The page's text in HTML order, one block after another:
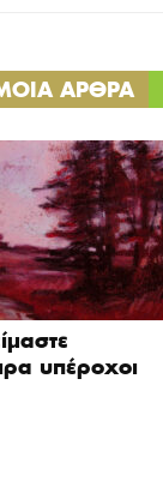
ΑΡΘΡΑ
υπέροχοι